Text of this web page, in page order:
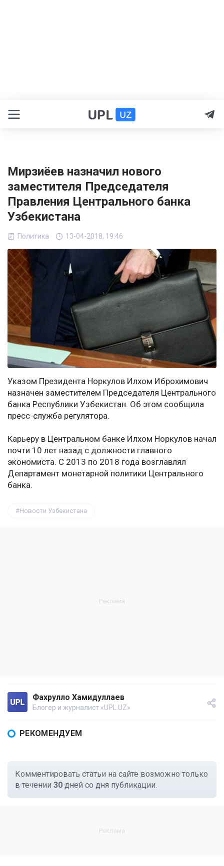
Мирзиёев назначил нового
заместителя Председателя
Правления Центрального банка
Узбекистана
Политика 13-04-2018, 19:46
Указом Президента Норкулов Илхом Иброхимович
назначен заместителем Председателя Центрального
банка Республики Узбекистан. Об этом сообщила
пресс-служба регулятора.
Карьеру в Центральном банке Илхом Норкулов начал
почти 10 лет назад с должности главного
экономиста. С 2013 по 2018 года возглавлял
Департамент монетарной политики Центрального
банка.
Новости Узбекистана
Фахрулло Хамидуллаев
Блогер и журналист «UPL.UZ»
РЕКОМЕНДУЕМ
Комментировать статьи на сайте возможно только
в течении 30 дней со дня публикации.